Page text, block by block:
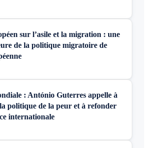
sur l’asile et la migration : une
de la politique migratoire de
: António Guterres appelle à
politique de la peur et à refonder
internationale